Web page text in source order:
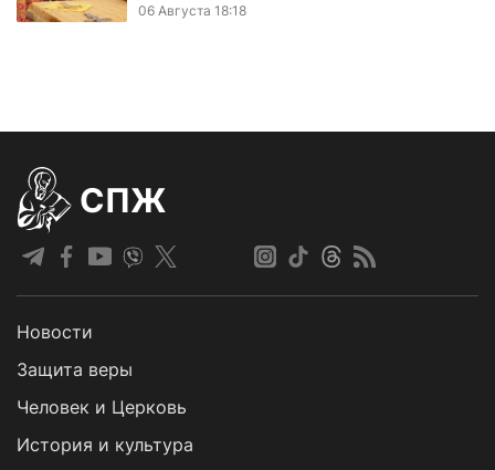
06 Августа 18:18
СПЖ
Новости
Защита веры
Человек и Церковь
История и культура